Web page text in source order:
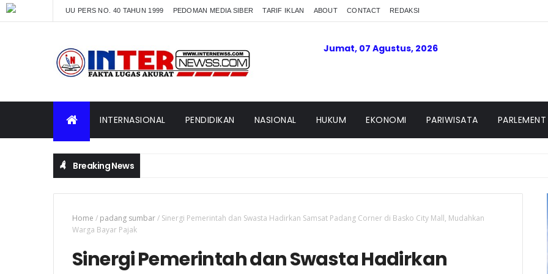
UU PERS NO. 40 TAHUN 1999 PEDOMAN MEDIA SIBER TARIF IKLAN ABOUT CONTACT REDAKSI
Jumat, 07 Agustus, 2026
INTERNASIONAL PENDIDIKAN NASIONAL HUKUM EKONOMI PARIWISATA PARLEMENT
Breaking News
Home / padang sumbar/ Sinergi Pemerintah dan Swasta Hadirkan Samsat Padang Corner di Basko City Mall, Mudahkan
Warga Bayar Pajak
Sinergi Pemerintah dan Swasta Hadirkan